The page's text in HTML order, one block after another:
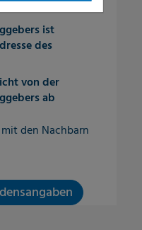
ist
des
von der
ab
den Nachbarn